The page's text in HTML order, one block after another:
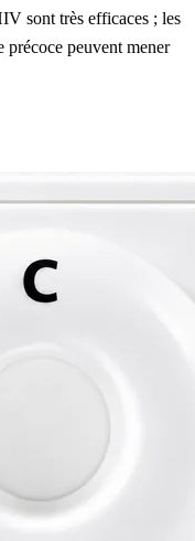
sont très efficaces ; les
précoce peuvent mener